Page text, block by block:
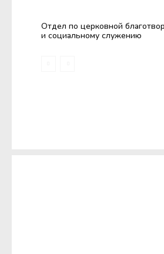
Отдел по церковной
и социальному служению